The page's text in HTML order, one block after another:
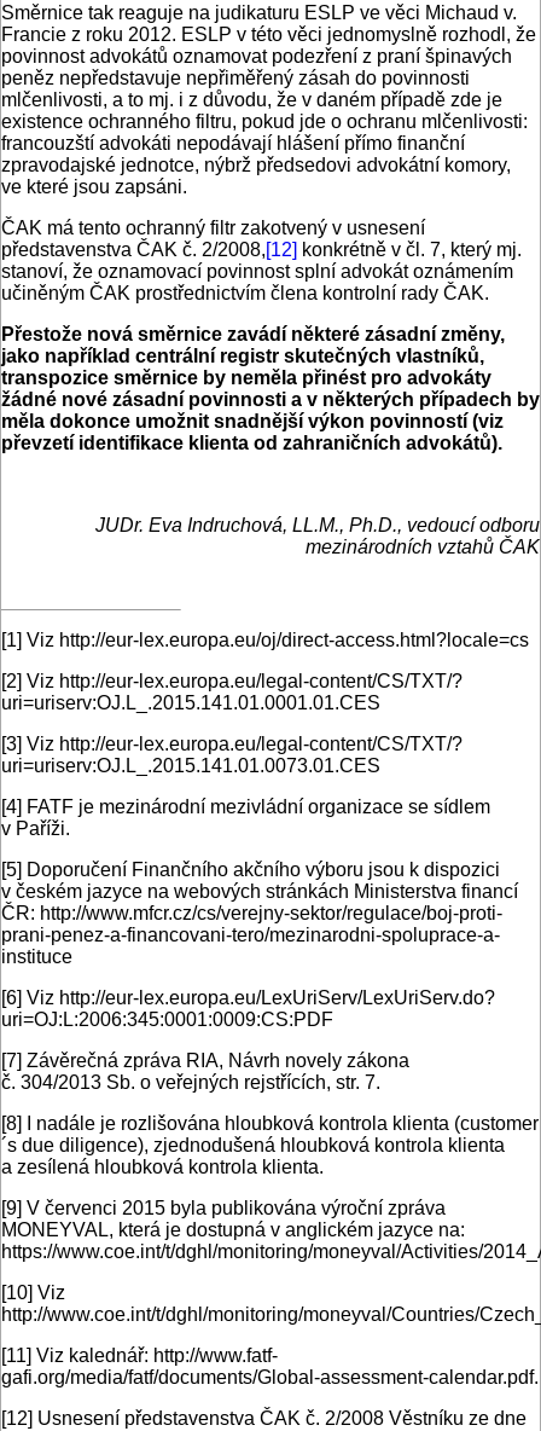
Směrnice tak reaguje na judikaturu ESLP ve věci Michaud v.
Francie z roku 2012. ESLP v této věci jednomyslně rozhodl, že
povinnost advokátů oznamovat podezření z praní špinavých
peněz nepředstavuje nepřiměřený zásah do povinnosti
mlčenlivosti, a to mj. i z důvodu, že v daném případě zde je
existence ochranného filtru, pokud jde o ochranu mlčenlivosti:
francouzští advokáti nepodávají hlášení přímo finanční
zpravodajské jednotce, nýbrž předsedovi advokátní komory,
ve které jsou zapsáni.
ČAK má tento ochranný filtr zakotvený v usnesení
představenstva ČAK č. 2/2008,[12] konkrétně v čl. 7, který mj.
stanoví, že oznamovací povinnost splní advokát oznámením
učiněným ČAK prostřednictvím člena kontrolní rady ČAK.
Přestože nová směrnice zavádí některé zásadní změny,
jako například centrální registr skutečných vlastníků,
transpozice směrnice by neměla přinést pro advokáty
žádné nové zásadní povinnosti a v některých případech by
měla dokonce umožnit snadnější výkon povinností (viz
převzetí identifikace klienta od zahraničních advokátů).
JUDr. Eva Indruchová, LL.M., Ph.D., vedoucí odboru
mezinárodních vztahů ČAK
[1] Viz http://eur-lex.europa.eu/oj/direct-access.html?locale=cs
[2] Viz http://eur-lex.europa.eu/legal-content/CS/TXT/?
uri=uriserv:OJ.L_.2015.141.01.0001.01.CES
[3] Viz http://eur-lex.europa.eu/legal-content/CS/TXT/?
uri=uriserv:OJ.L_.2015.141.01.0073.01.CES
[4] FATF je mezinárodní mezivládní organizace se sídlem
v Paříži.
[5] Doporučení Finančního akčního výboru jsou k dispozici
v českém jazyce na webových stránkách Ministerstva financí
ČR: http://www.mfcr.cz/cs/verejny-sektor/regulace/boj-proti-
prani-penez-a-financovani-tero/mezinarodni-spoluprace-a-
instituce
[6] Viz http://eur-lex.europa.eu/LexUriServ/LexUriServ.do?
uri=OJ:L:2006:345:0001:0009:CS:PDF
[7] Závěrečná zpráva RIA, Návrh novely zákona
č. 304/2013 Sb. o veřejných rejstřících, str. 7.
[8]
I nadále je rozlišována hloubková kontrola klienta (customer
´s due diligence), zjednodušená hloubková kontrola klienta
a zesílená hloubková kontrola klienta.
[9] V červenci 2015 byla publikována výroční zpráva
MONEYVAL, která je dostupná v anglickém jazyce na:
https://www.coe.int/t/dghl/monitoring/moneyval/Activities/
[10] Viz
http://www.coe.int/t/dghl/monitoring/moneyval/Countries/
[11] Viz kalednář: http://www.fatf-
gafi.org/media/fatf/documents/Global-assessment-calendar.pdf.
[12] Usnesení představenstva ČAK č. 2/2008 Věstníku ze dne